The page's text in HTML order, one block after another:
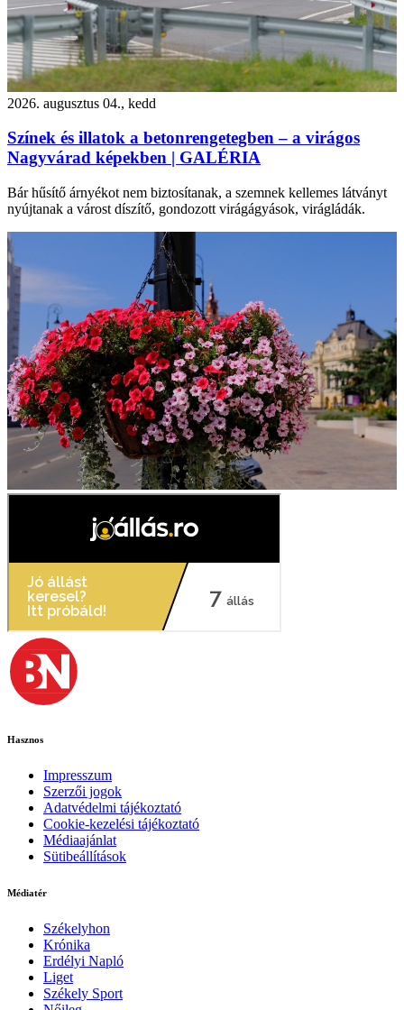
2026. augusztus 04., kedd
Színek és illatok a betonrengetegben – a virágos
Nagyvárad képekben | GALÉRIA
Bár hűsítő árnyékot nem biztosítanak, a szemnek kellemes látványt
nyújtanak a várost díszítő, gondozott virágágyások, virágládák.
Hasznos
Impresszum
Szerzői jogok
Adatvédelmi tájékoztató
Cookie-kezelési tájékoztató
Médiaajánlat
Sütibeállítások
Médiatér
Székelyhon
Krónika
Erdélyi Napló
Liget
Székely Sport